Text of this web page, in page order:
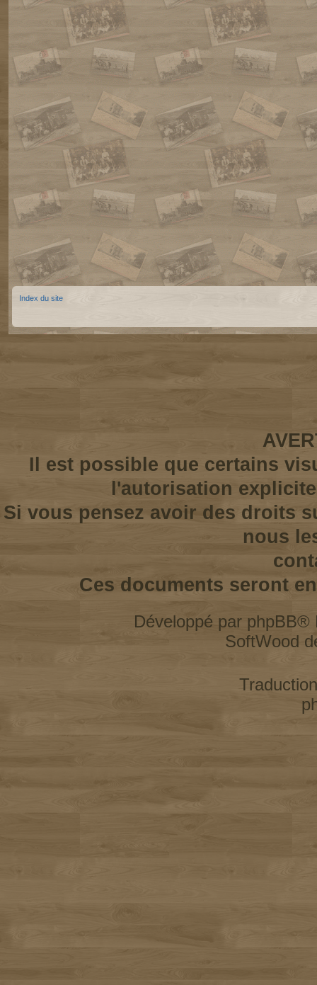
Index du site
Il est possible que certains
l'autorisation
Si vous pensez avoir des droits
nous
Ces documents seront
Développé par phpBB®
SoftWood